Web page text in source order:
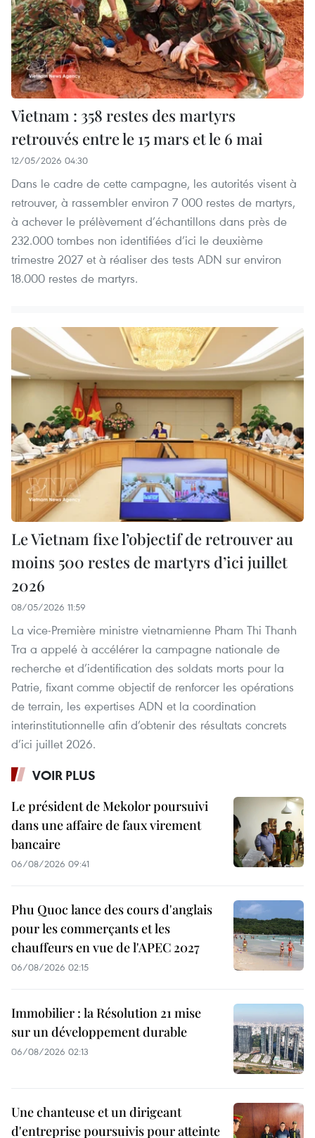
Vietnam : 358 restes des martyrs
retrouvés entre le 15 mars et le 6 mai
12/05/2026 04:30
Dans le cadre de cette campagne, les autorités visent à
retrouver, à rassembler environ 7 000 restes de martyrs,
à achever le prélèvement d’échantillons dans près de
232.000 tombes non identifiées d’ici le deuxième
trimestre 2027 et à réaliser des tests ADN sur environ
18.000 restes de martyrs.
Le Vietnam fixe l’objectif de retrouver au
moins 500 restes de martyrs d’ici juillet
2026
08/05/2026 11:59
La vice-Première ministre vietnamienne Pham Thi Thanh
Tra a appelé à accélérer la campagne nationale de
recherche et d’identification des soldats morts pour la
Patrie, fixant comme objectif de renforcer les opérations
de terrain, les expertises ADN et la coordination
interinstitutionnelle afin d’obtenir des résultats concrets
d’ici juillet 2026.
VOIR PLUS
Le président de Mekolor poursuivi
dans une affaire de faux virement
bancaire
06/08/2026 09:41
Phu Quoc lance des cours d'anglais
pour les commerçants et les
chauffeurs en vue de l'APEC 2027
06/08/2026 02:15
Immobilier : la Résolution 21 mise
sur un développement durable
06/08/2026 02:13
Une chanteuse et un dirigeant
d'entreprise poursuivis pour atteinte